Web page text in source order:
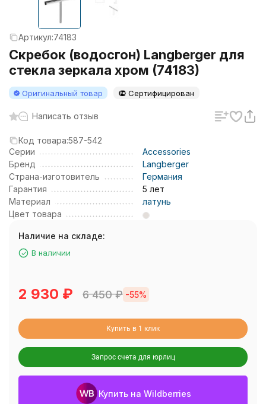
Артикул:74183
Скребок (водосгон) Langberger для
стекла зеркала хром (74183)
Оригинальный товар Сертифицирован
Написать отзыв
Код товара:587-542
Серии
Accessories
Бренд
Langberger
Страна-изготовитель
Германия
Гарантия
5 лет
Материал
латунь
Цвет товара
Наличие на складе:
В наличии
2 930 ₽ 6 450₽ -55%
Купить в 1 клик
Запрос счета для юрлиц
Купить на Wildberries